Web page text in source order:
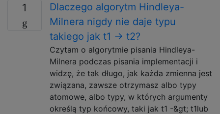
1
Dlaczego algorytm Hindleya-
Milnera nigdy nie daje typu
takiego jak t1 -> t2?
Czytam o algorytmie pisania Hindleya-
Milnera podczas pisania implementacji i
widzę, że tak długo, jak każda zmienna jest
związana, zawsze otrzymasz albo typy
atomowe, albo typy, w których argumenty
określą typ końcowy, taki jak t1 -&gt; t1lub